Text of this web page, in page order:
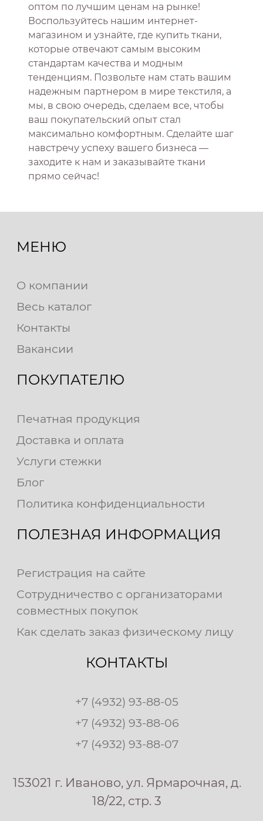
оптом по лучшим ценам на рынке!
Воспользуйтесь нашим интернет-
магазином и узнайте, где купить ткани,
которые отвечают самым высоким
стандартам качества и модным
тенденциям. Позвольте нам стать вашим
надежным партнером в мире текстиля, а
мы, в свою очередь, сделаем все, чтобы
ваш покупательский опыт стал
максимально комфортным. Сделайте шаг
навстречу успеху вашего бизнеса —
заходите к нам и заказывайте ткани
прямо сейчас!
МЕНЮ
О компании
Весь каталог
Контакты
Вакансии
ПОКУПАТЕЛЮ
Печатная продукция
Доставка и оплата
Услуги стежки
Блог
Политика конфиденциальности
ПОЛЕЗНАЯ ИНФОРМАЦИЯ
Регистрация на сайте
Сотрудничество с организаторами
совместных покупок
Как сделать заказ физическому лицу
КОНТАКТЫ
+7 (4932) 93-88-05
+7 (4932) 93-88-06
+7 (4932) 93-88-07
153021 г. Иваново, ул. Ярмарочная, д.
18/22, стр. 3